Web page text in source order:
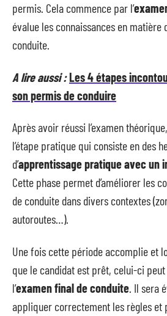
permis. Cela commence par l’
évalue les connaissances en matière
conduite.
A lire aussi :Les 4 étapes
son permis de conduire
Après avoir réussi l’examen
l’étape pratique qui consiste en des
d’apprentissage pratique avec un
Cette phase permet d’améliorer les
de conduite dans divers contextes
autoroutes…).
Une fois cette période accomplie et
que le candidat est prêt, celui-ci
l’examen final de conduite . Il sera
appliquer correctement les règles et